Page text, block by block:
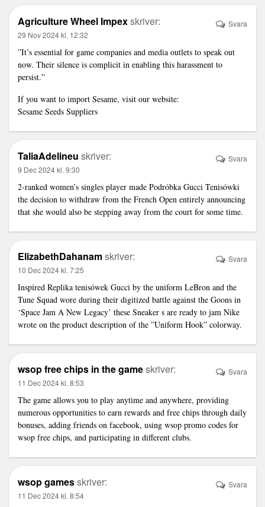
Agriculture Wheel Impexskriver:
29 Nov 2024 kl. 12:32
”It’s essential for game companies and media outlets to speak out
now. Their silence is complicit in enabling this harassment to
persist.”
If you want to import Sesame, visit our website:
Sesame Seeds Suppliers
Svara
TaliaAdelineu skriver:
9 Dec 2024 kl. 9:30
2-ranked women’s singles player made Podróbka Gucci Tenisówki
the decision to withdraw from the French Open entirely announcing
that she would also be stepping away from the court for some time.
Svara
ElizabethDahanamskriver:
10 Dec 2024 kl. 7:25
Inspired Replika tenisówek Gucci by the uniform LeBron and the
Tune Squad wore during their digitized battle against the Goons in
‘Space Jam A New Legacy’ these Sneaker s are ready to jam Nike
wrote on the product description of the ”Uniform Hook” colorway.
Svara
wsop free chips in the gameskriver:
11 Dec 2024 kl. 8:53
The game allows you to play anytime and anywhere, providing
numerous opportunities to earn rewards and free chips through daily
bonuses, adding friends on facebook, using wsop promo codes for
wsop free chips, and participating in different clubs.
Svara
wsop gamesskriver:
11 Dec 2024 kl. 8:54
Svara